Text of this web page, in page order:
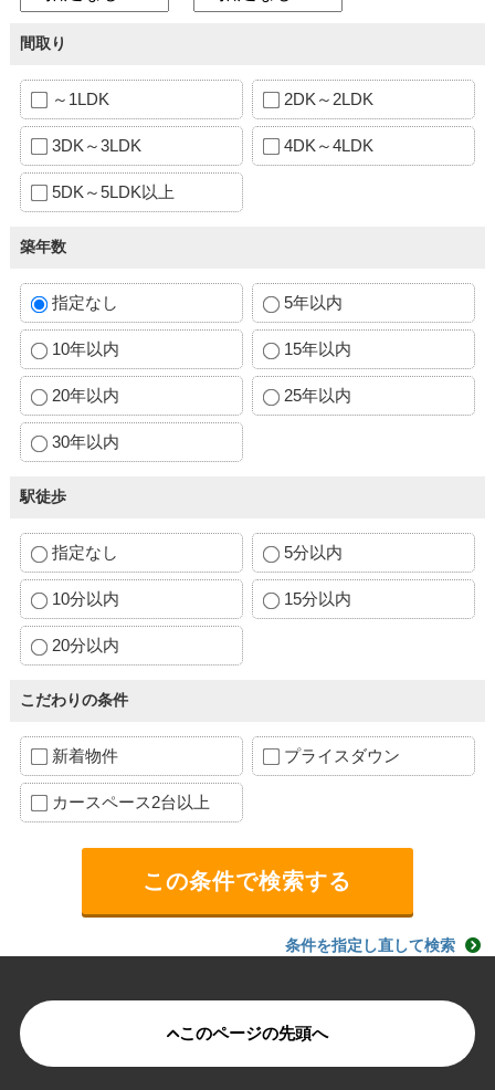
間取り
～1LDK 2DK～2LDK
3DK～3LDK 4DK～4LDK
5DK～5LDK以上
築年数
指定なし 5年以内
10年以内 15年以内
20年以内 25年以内
30年以内
駅徒歩
指定なし 5分以内
10分以内 15分以内
20分以内
こだわりの条件
新着物件 プライスダウン
カースペース2台以上
条件を指定し直して検索
このページの先頭へ